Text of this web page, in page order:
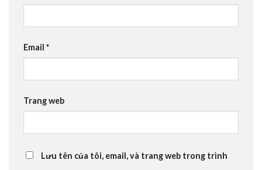
Email *
Trang web
Lưu tên của tôi, email, và trang web trong trình